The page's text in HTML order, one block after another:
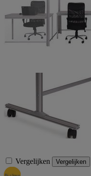
Vergelijken Vergelijken